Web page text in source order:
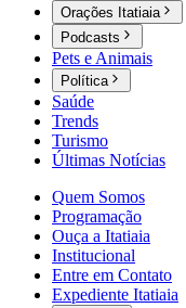
Orações Itatiaia
Podcasts
Pets e Animais
Política
Saúde
Trends
Turismo
Últimas Notícias
Quem Somos
Programação
Ouça a Itatiaia
Institucional
Entre em Contato
Expediente Itatiaia